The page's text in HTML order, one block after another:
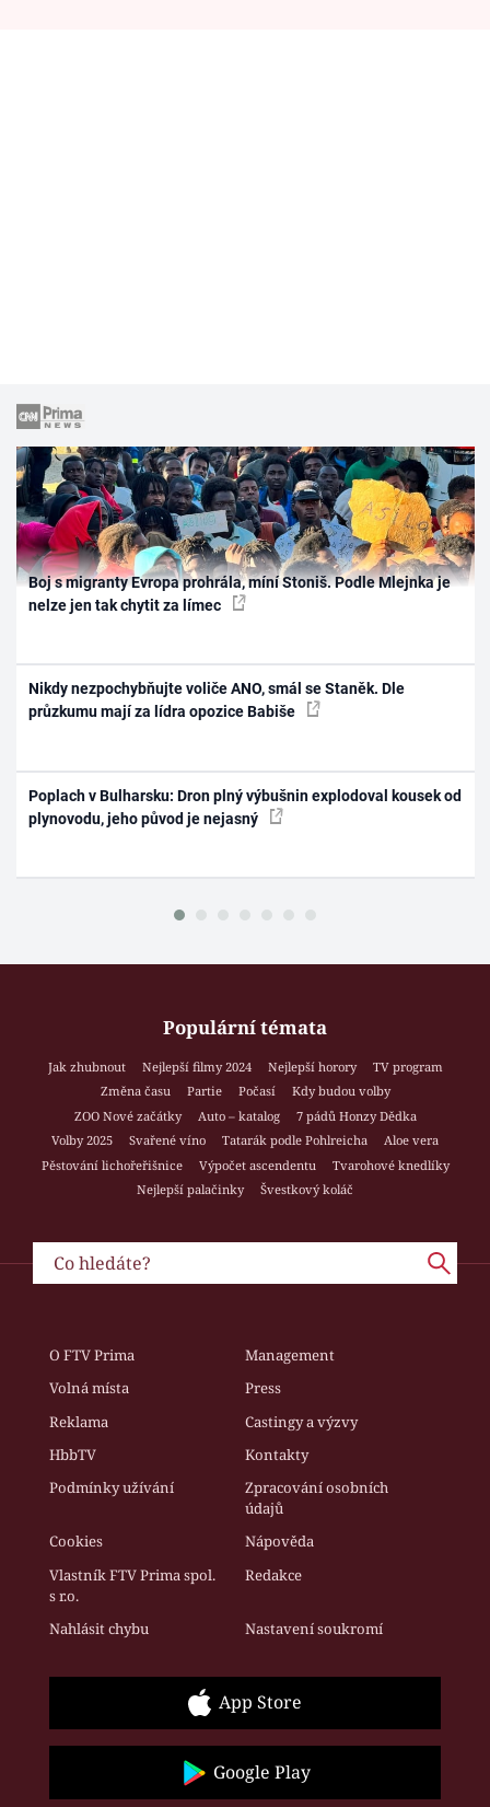
Boj s migranty Evropa prohrála, míní Stoniš. Podle Mlejnka je
nelze jen tak chytit za límec
Nikdy nezpochybňujte voliče ANO, smál se Staněk. Dle
průzkumu mají za lídra opozice Babiše
Poplach v Bulharsku: Dron plný výbušnin explodoval kousek od
plynovodu, jeho původ je nejasný
Populární témata
Jak zhubnout Nejlepší filmy 2024 Nejlepší horory
TV program
Změna času
Partie Počasí
Kdy budou volby
ZOO Nové začátky
Auto – katalog
7 pádů Honzy Dědka
Volby 2025
Svařené víno Tatarák podle Pohlreicha
Aloe vera
Pěstování lichořeřišnice
Výpočet ascendentu
Tvarohové knedlíky
Nejlepší palačinky
Švestkový koláč
O FTV Prima
Management
Volná místa
Press
Reklama
Castingy a výzvy
HbbTV
Kontakty
Podmínky užívání
Zpracování osobních
údajů
Cookies
Nápověda
Vlastník FTV Prima spol.
s r.o.
Redakce
Nahlásit chybu Nastavení soukromí
App Store
Google Play